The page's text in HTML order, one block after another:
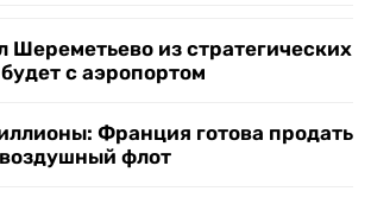
Шереметьево из стратегических
с аэропортом
Франция готова продать
флот